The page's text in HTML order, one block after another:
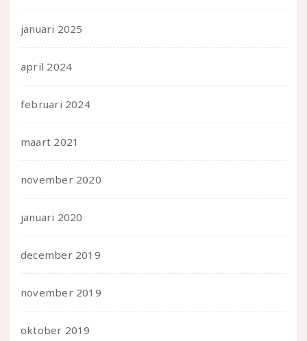
januari 2025
april 2024
februari 2024
maart 2021
november 2020
januari 2020
december 2019
november 2019
oktober 2019